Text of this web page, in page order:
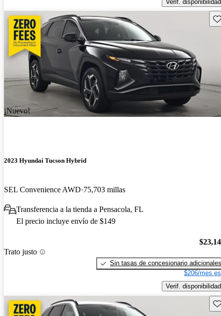
Verif. disponibilidad
¡Nuevo!
2023 Hyundai Tucson Hybrid
SEL Convenience AWD 75,703 millas
Transferencia a la tienda a Pensacola, FL
El precio incluye envío de $149
Trato justo
Sin tasas de concesionario adicionales
$206/mes
Verif. disponibilidad